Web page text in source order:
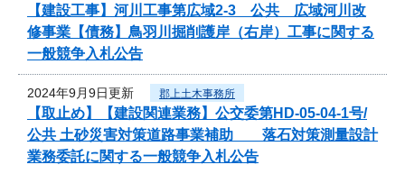
【建設工事】河川工事第広域2-3 公共 広域河川改
修事業【債務】鳥羽川掘削護岸（右岸）工事に関する
一般競争入札公告
2024年9月9日更新 郡上土木事務所
【取止め】【建設関連業務】公交委第HD-05-04-1号/
公共 土砂災害対策道路事業補助 落石対策測量設計
業務委託に関する一般競争入札公告